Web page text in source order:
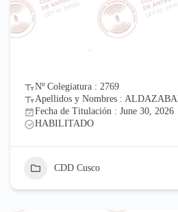
Nº Colegiatura : 2769
Apellidos y Nombres :
Fecha de Titulación : June 30, 2026
HABILITADO
CDD Cusco